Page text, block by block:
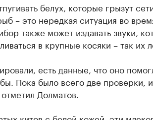
белух, которые грызут
– это нередкая ситуация во
также может издавать звуки,
в крупные косяки – так их
есть данные, что оно
Пока было всего две проверки,
Долматов.